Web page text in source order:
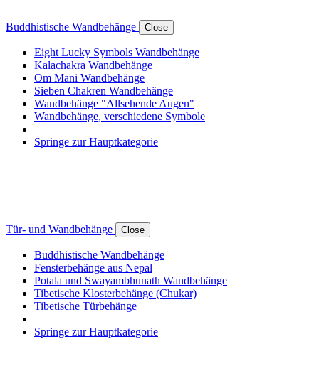
Buddhistische Wandbehänge Close
Eight Lucky Symbols Wandbehänge
Kalachakra Wandbehänge
Om Mani Wandbehänge
Sieben Chakren Wandbehänge
Wandbehänge "Allsehende Augen"
Wandbehänge, verschiedene Symbole
Springe zur Hauptkategorie
Tür- und Wandbehänge Close
Buddhistische Wandbehänge
Fensterbehänge aus Nepal
Potala und Swayambhunath Wandbehänge
Tibetische Klosterbehänge (Chukar)
Tibetische Türbehänge
Springe zur Hauptkategorie